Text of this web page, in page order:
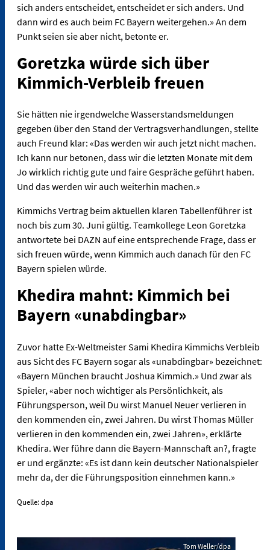
sich anders entscheidet, entscheidet er sich anders. Und
dann wird es auch beim FC Bayern weitergehen.» An dem
Punkt seien sie aber nicht, betonte er.
Goretzka würde sich über
Kimmich-Verbleib freuen
Sie hätten nie irgendwelche Wasserstandsmeldungen
gegeben über den Stand der Vertragsverhandlungen, stellte
auch Freund klar: «Das werden wir auch jetzt nicht machen.
Ich kann nur betonen, dass wir die letzten Monate mit dem
Jo wirklich richtig gute und faire Gespräche geführt haben.
Und das werden wir auch weiterhin machen.»
Kimmichs Vertrag beim aktuellen klaren Tabellenführer ist
noch bis zum 30. Juni gültig. Teamkollege Leon Goretzka
antwortete bei DAZN auf eine entsprechende Frage, dass er
sich freuen würde, wenn Kimmich auch danach für den FC
Bayern spielen würde.
Khedira mahnt: Kimmich bei
Bayern «unabdingbar»
Zuvor hatte Ex-Weltmeister Sami Khedira Kimmichs Verbleib
aus Sicht des FC Bayern sogar als «unabdingbar» bezeichnet:
«Bayern München braucht Joshua Kimmich.» Und zwar als
Spieler, «aber noch wichtiger als Persönlichkeit, als
Führungsperson, weil Du wirst Manuel Neuer verlieren in
den kommenden ein, zwei Jahren. Du wirst Thomas Müller
verlieren in den kommenden ein, zwei Jahren», erklärte
Khedira. Wer führe dann die Bayern-Mannschaft an?, fragte
er und ergänzte: «Es ist dann kein deutscher Nationalspieler
mehr da, der die Führungsposition einnehmen kann.»
Quelle: dpa
Tom Weller/dpa